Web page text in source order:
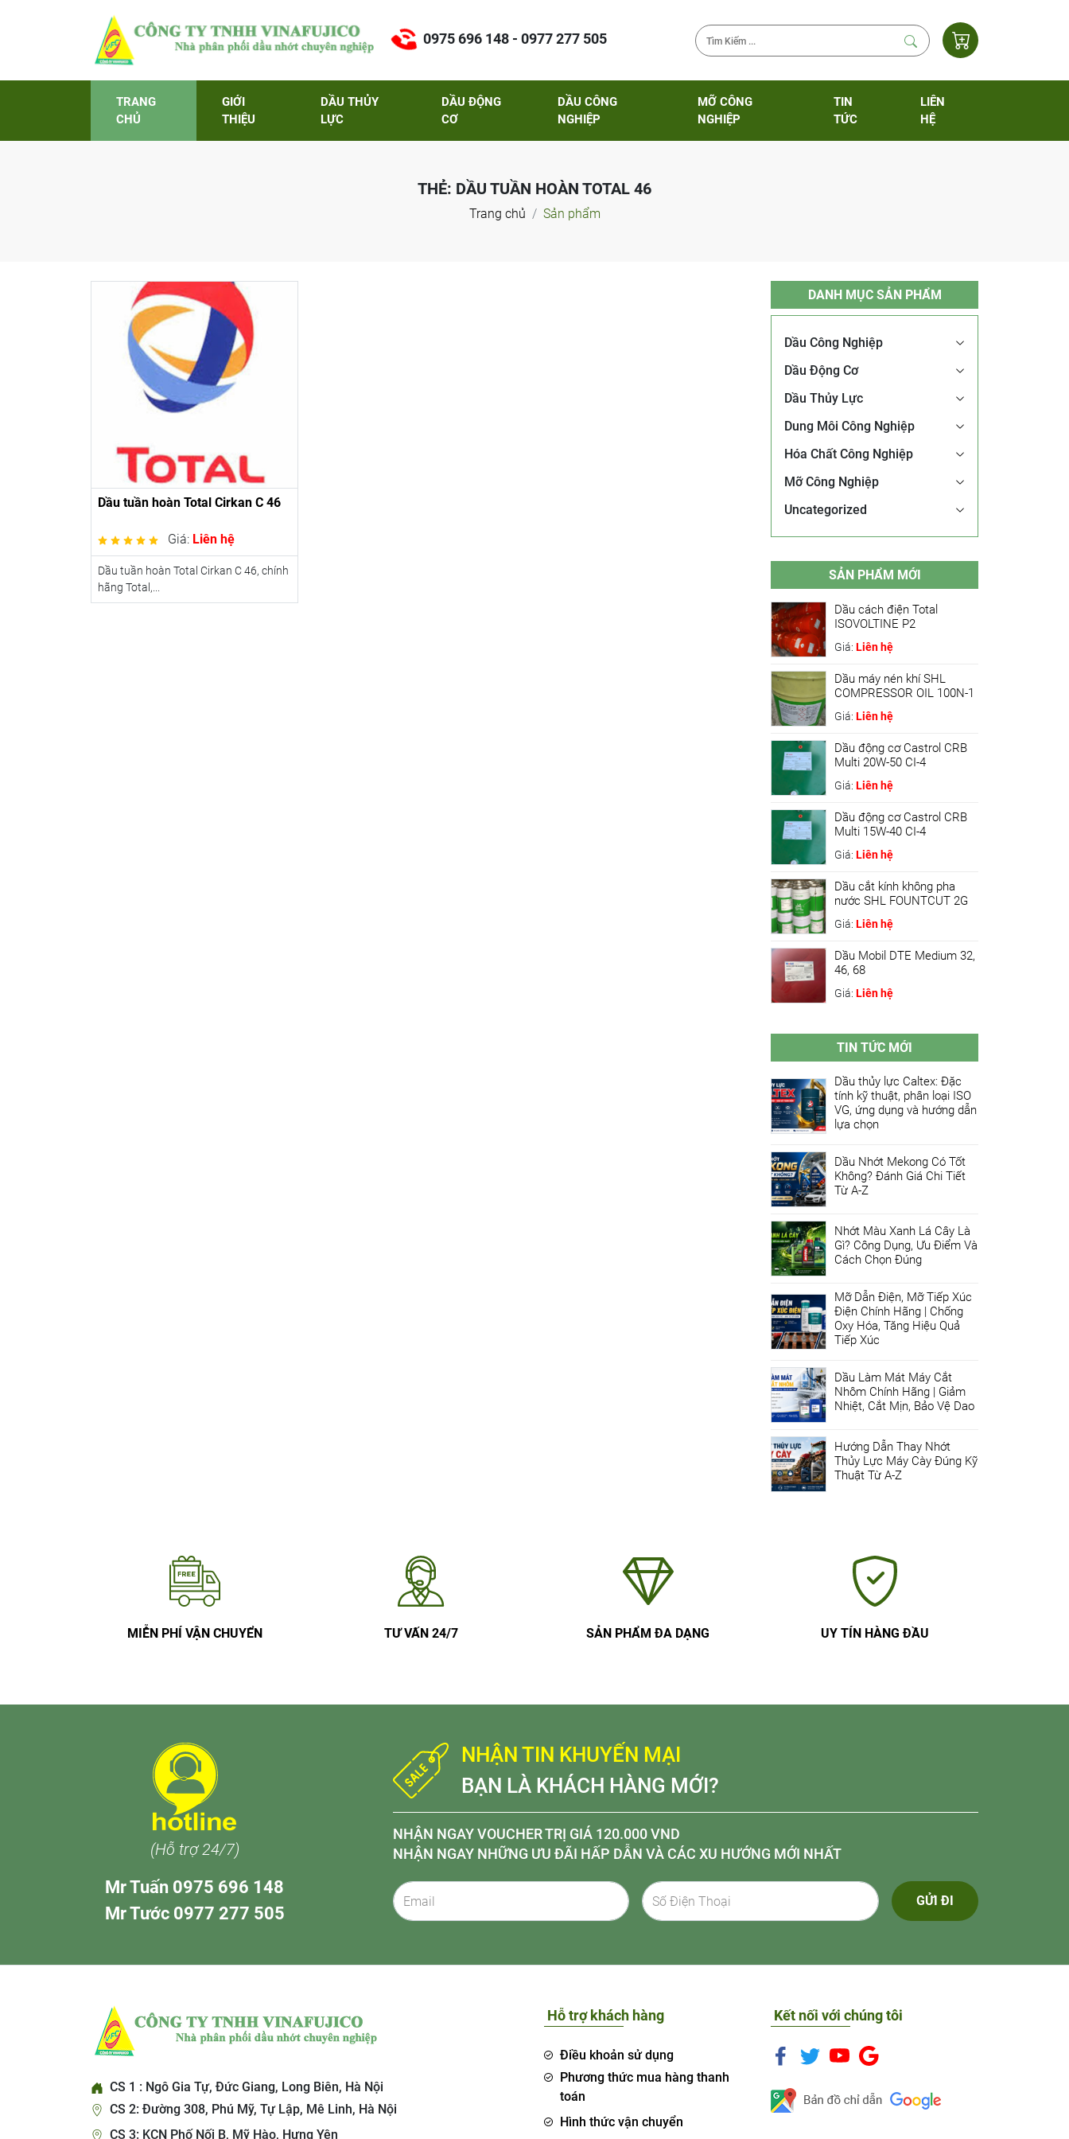
0975 696 148 - 0977 277 505
TRANG
CHỦ
GIỚI
THIỆU
DẦU THỦY
LỰC
DẦU ĐỘNG
CƠ
DẦU CÔNG
NGHIỆP
MỠ CÔNG
NGHIỆP
TIN
TỨC
LIÊN
HỆ
THẺ: DẦU TUẦN HOÀN TOTAL 46
Trang chủ Sản phẩm
Dầu tuần hoàn Total Cirkan C 46
Giá: Liên hệ
Dầu tuần hoàn Total Cirkan C 46, chính
hãng Total,...
DANH MỤC SẢN PHẨM
Dầu Công Nghiệp
Dầu Động Cơ
Dầu Thủy Lực
Dung Môi Công Nghiệp
Hóa Chất Công Nghiệp
Mỡ Công Nghiệp
Uncategorized
SẢN PHẨM MỚI
Dầu cách điện Total
ISOVOLTINE P2
Giá: Liên hệ
Dầu máy nén khí SHL
COMPRESSOR OIL 100N-1
Giá: Liên hệ
Dầu động cơ Castrol CRB
Multi 20W-50 CI-4
Giá: Liên hệ
Dầu động cơ Castrol CRB
Multi 15W-40 CI-4
Giá: Liên hệ
Dầu cắt kính không pha
nước SHL FOUNTCUT 2G
Giá: Liên hệ
Dầu Mobil DTE Medium 32,
46, 68
Giá: Liên hệ
TIN TỨC MỚI
Dầu thủy lực Caltex: Đặc
tính kỹ thuật, phân loại ISO
VG, ứng dụng và hướng dẫn
lựa chọn
Dầu Nhớt Mekong Có Tốt
Không? Đánh Giá Chi Tiết
Từ A-Z
Nhớt Màu Xanh Lá Cây Là
Gì? Công Dụng, Ưu Điểm Và
Cách Chọn Đúng
Mỡ Dẫn Điện, Mỡ Tiếp Xúc
Điện Chính Hãng | Chống
Oxy Hóa, Tăng Hiệu Quả
Tiếp Xúc
Dầu Làm Mát Máy Cắt
Nhôm Chính Hãng | Giảm
Nhiệt, Cắt Mịn, Bảo Vệ Dao
Hướng Dẫn Thay Nhớt
Thủy Lực Máy Cày Đúng Kỹ
Thuật Từ A-Z
MIỄN PHÍ VẬN CHUYỂN TƯ VẤN 24/7 SẢN PHẨM ĐA DẠNG UY TÍN HÀNG ĐẦU
(Hỗ trợ 24/7)
Mr Tuấn 0975 696 148
Mr Tước 0977 277 505
NHẬN TIN KHUYẾN MẠI
BẠN LÀ KHÁCH HÀNG MỚI?
NHẬN NGAY VOUCHER TRỊ GIÁ 120.000 VND
NHẬN NGAY NHỮNG ƯU ĐÃI HẤP DẪN VÀ CÁC XU HƯỚNG MỚI NHẤT
GỬI ĐI
CS 1 : Ngô Gia Tự, Đức Giang, Long Biên, Hà Nội
CS 2: Đường 308, Phú Mỹ, Tự Lập, Mê Linh, Hà Nội
CS 3: KCN Phố Nối B, Mỹ Hào, Hưng Yên
Hỗ trợ khách hàng
Điều khoản sử dụng
Phương thức mua hàng thanh
toán
Hình thức vận chuyển
Kết nối với chúng tôi